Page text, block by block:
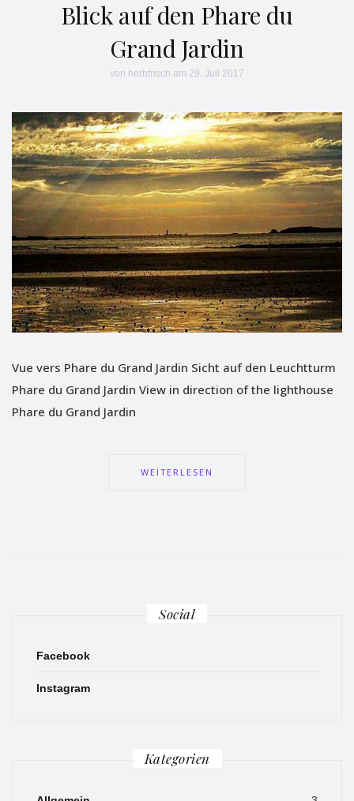
Blick auf den Phare du
Grand Jardin
von herbfrisch am 29. Juli 2017
Vue vers Phare du Grand Jardin Sicht auf den Leuchtturm
Phare du Grand Jardin View in direction of the lighthouse
Phare du Grand Jardin
WEITERLESEN
Social
Facebook
Instagram
Kategorien